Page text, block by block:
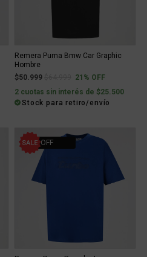
Remera Puma Bmw Car Graphic
Hombre
$50.999
Price reduced from
to21% OFF
2 cuotas sin interés de $25.500
Stock para retiro/envío
21% OFF